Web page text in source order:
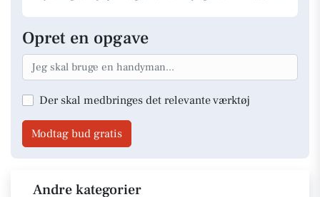
Opret en opgave
Der skal medbringes det relevante værktøj
Modtag bud gratis
Andre kategorier